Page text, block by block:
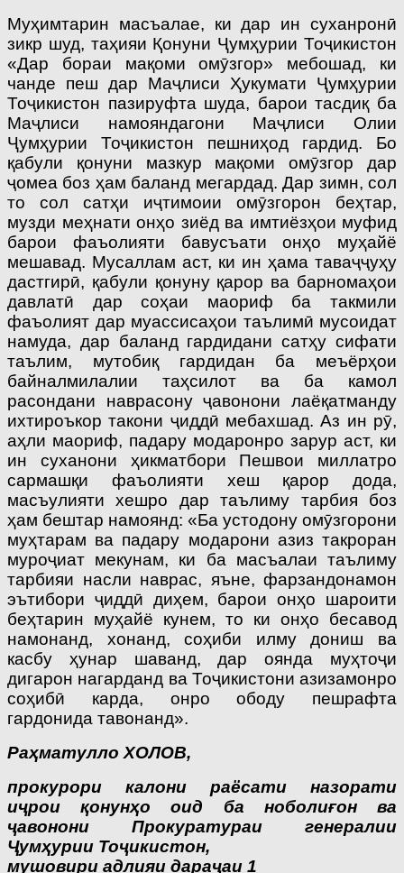
Муҳимтарин масъалае, ки дар ин суханронӣ
зикр шуд, таҳияи Қонуни Ҷумҳурии Тоҷикистон
«Дар бораи мақоми омӯзгор» мебошад, ки
чанде пеш дар Маҷлиси Ҳукумати Ҷумҳурии
Тоҷикистон пазируфта шуда, барои тасдиқ ба
Маҷлиси намояндагони Маҷ­лиси Олии
Ҷумҳурии Тоҷикистон пешниҳод гардид. Бо
қабули қонуни мазкур мақоми омӯзгор дар
ҷомеа боз ҳам баланд мегардад. Дар зимн, сол
то сол сатҳи иҷтимоии омӯзгорон беҳтар,
музди меҳ­нати онҳо зиёд ва имтиёзҳои муфид
барои фаъолияти бавусъати онҳо муҳайё
мешавад. Мусаллам аст, ки ин ҳама таваҷҷуҳу
дастгирӣ, қабули қонуну қарор ва барномаҳои
давлатӣ дар соҳаи маориф ба такмили
фаъолият дар муассисаҳои таълимӣ мусоидат
намуда, дар баланд гардидани сатҳу сифати
таълим, мутобиқ гардидан ба меъёрҳои
байналмилалии таҳсилот ва ба камол
расондани нав­расону ҷавонони лаёқатманду
ихтироъкор такони ҷиддӣ мебахшад. Аз ин рӯ,
аҳли маориф, падару модаронро зарур аст, ки
ин суханони ҳикматбори Пешвои миллатро
сармашқи фаъолияти хеш қарор дода,
масъулияти хешро дар таълиму тарбия боз
ҳам бештар намоянд: «Ба устодону омӯзгорони
муҳтарам ва падару модарони азиз такроран
муроҷиат мекунам, ки ба масъалаи таълиму
тарбияи насли нав­рас, яъне, фарзандонамон
эътибори ҷиддӣ диҳем, барои онҳо шароити
беҳтарин муҳайё кунем, то ки онҳо бесавод
намонанд, хонанд, соҳиби илму дониш ва
касбу ҳунар шаванд, дар оянда муҳтоҷи
дигарон нагарданд ва Тоҷикистони азизамонро
соҳибӣ карда, онро ободу пешрафта
гардонида тавонанд».
Раҳматулло ХОЛОВ,
прокурори калони раёсати назорати
иҷрои қонунҳо оид ба ноболиғон ва
ҷавонони Прокуратураи генералии
Ҷумҳурии Тоҷикистон,
мушовири адлияи дараҷаи 1